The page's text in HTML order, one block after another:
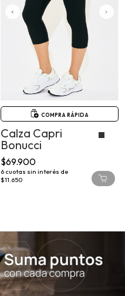
COMPRA RÁPIDA
Calza Capri
Bonucci
$69.900
6 cuotas sin interés de
$11.650